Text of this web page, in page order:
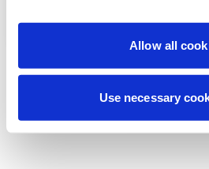
Allow all
Use necessary